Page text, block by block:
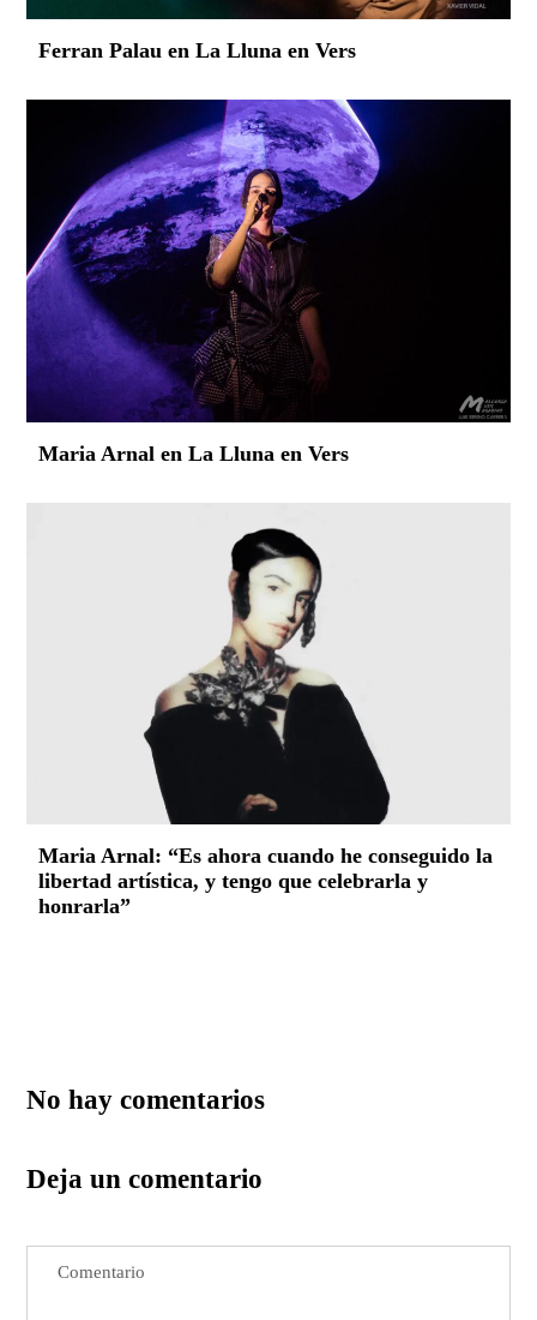
Ferran Palau en La Lluna en Vers
Maria Arnal en La Lluna en Vers
Maria Arnal: “Es ahora cuando he conseguido la
libertad artística, y tengo que celebrarla y
honrarla”
No hay comentarios
Deja un comentario